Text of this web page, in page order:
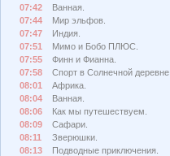
07:42
Ванная.
07:44
Мир эльфов.
07:47
Индия.
07:51
Мимо и Бобо ПЛЮС.
07:55
Финн и Фианна.
07:58
Спорт в Солнечной деревне.
08:01
Африка.
08:04
Ванная.
08:06
Как мы путешествуем.
08:09
Сафари.
08:11
Зверюшки.
08:13
Подводные приключения.